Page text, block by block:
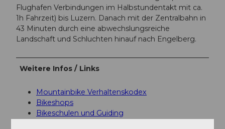
Flughafen Verbindungen im Halbstundentakt mit ca.
1h Fahrzeit) bis Luzern. Danach mit der Zentralbahn in
43 Minuten durch eine abwechslungsreiche
Landschaft und Schluchten hinauf nach Engelberg.
Weitere Infos / Links
Mountainbike Verhaltenskodex
Bikeshops
Bikeschulen und Guiding